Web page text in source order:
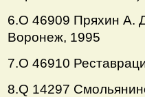
6.О 46909 Пряхин А.
Воронеж, 1995
7.О 46910
8.Q 14297